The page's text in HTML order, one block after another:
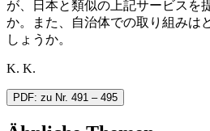
が、日本と類似の上記サービスを
か。また、自治体での取り組みは
しょうか。
K. K.
PDF: zu Nr. 491 – 495